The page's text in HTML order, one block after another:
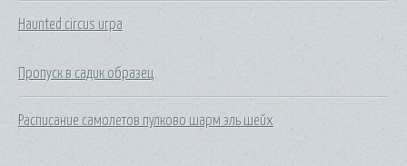
Haunted circus игра
Пропуск в садик образец
Расписание самолетов пулково шарм эль шейх